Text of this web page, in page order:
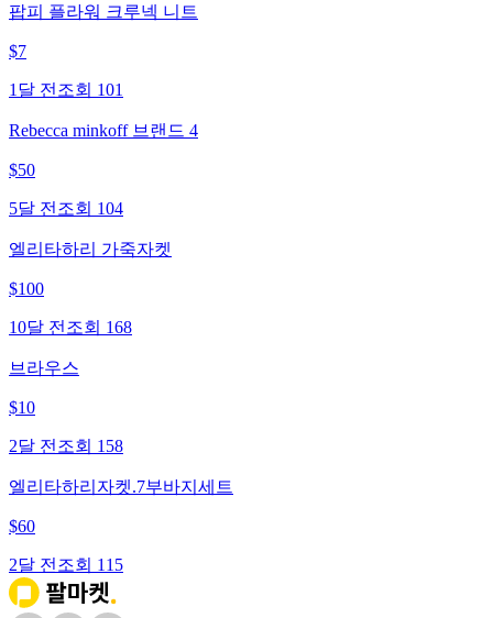
팝피 플라워 크루넥 니트
$7
1달 전 조회 101
Rebecca minkoff 브랜드 4
$50
5달 전 조회 104
엘리타하리 가죽자켓
$100
10달 전 조회 168
브라우스
$10
2달 전 조회 158
엘리타하리자켓.7부바지세트
$60
2달 전 조회 115